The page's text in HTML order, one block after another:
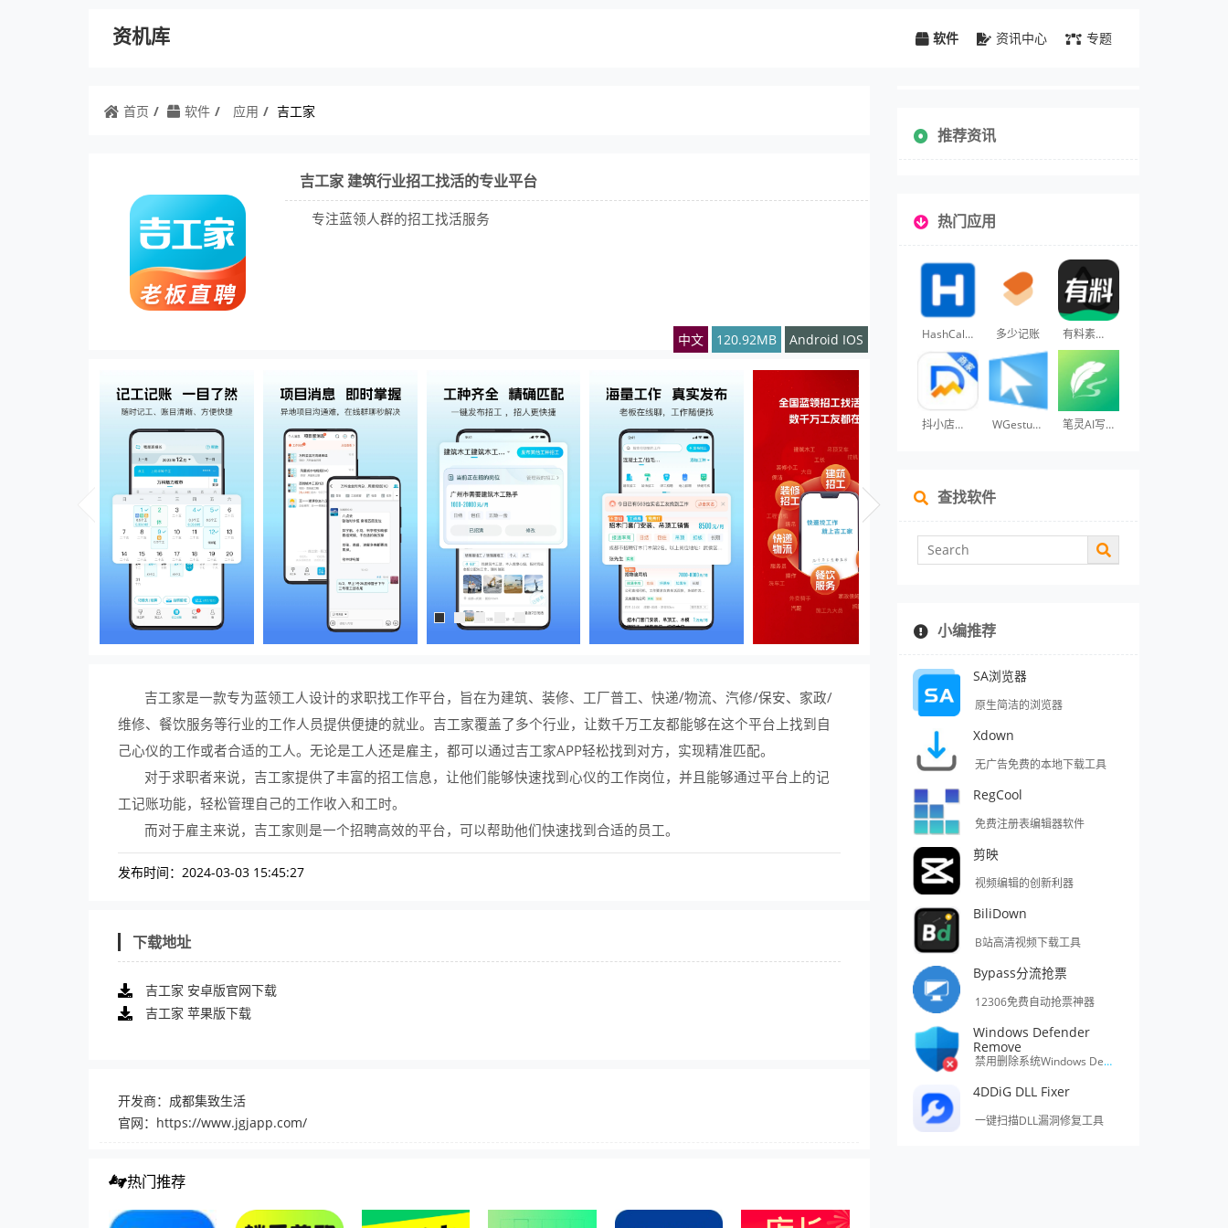
资机库 软件 资讯中心 专题
首页 软件 应用 吉工家
吉工家 建筑行业招工找活的专业平台
专注蓝领人群的招工找活服务
中文 120.92MB Android IOS
吉工家是一款专为蓝领工人设计的求职找工作平台，旨在为建筑、装修、工厂普工、快递/物流、汽修/保安、家政/
维修、餐饮服务等行业的工作人员提供便捷的就业。吉工家覆盖了多个行业，让数千万工友都能够在这个平台上找到自
己心仪的工作或者合适的工人。无论是工人还是雇主，都可以通过吉工家APP轻松找到对方，实现精准匹配。
对于求职者来说，吉工家提供了丰富的招工信息，让他们能够快速找到心仪的工作岗位，并且能够通过平台上的记
工记账功能，轻松管理自己的工作收入和工时。
而对于雇主来说，吉工家则是一个招聘高效的平台，可以帮助他们快速找到合适的员工。
发布时间：2024-03-03 15:45:27
下载地址
吉工家 安卓版官网下载
吉工家 苹果版下载
开发商：成都集致生活
官网： https://www.jgjapp.com/
热门推荐
推荐资讯
热门应用
HashCalculator 多少记账 有料素材库
抖小店商家版 WGestures 笔灵AI写作
查找软件
小编推荐
SA浏览器
原生简洁的浏览器
Xdown
无广告免费的本地下载工具
RegCool
免费注册表编辑器软件
剪映
视频编辑的创新利器
BiliDown
B站高清视频下载工具
Bypass分流抢票
12306免费自动抢票神器
Windows Defender
Remove
禁用删除系统Windows Defender的工具
4DDiG DLL Fixer
一键扫描DLL漏洞修复工具